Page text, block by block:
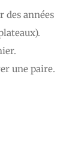
des années
une paire.